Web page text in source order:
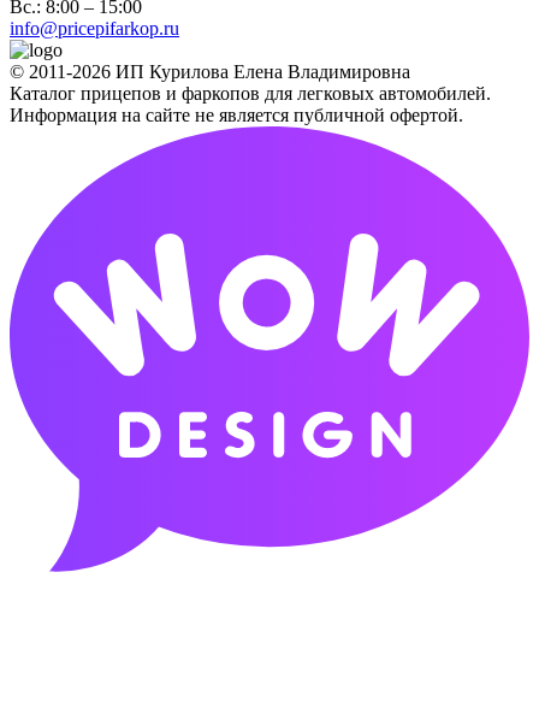
Вс.: 8:00 – 15:00
info@pricepifarkop.ru
© 2011-2026 ИП Курилова Елена Владимировна
Каталог прицепов и фаркопов для легковых автомобилей.
Информация на сайте не является публичной офертой.